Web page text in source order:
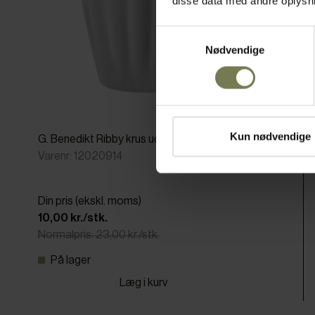
Nødvendige
Kun nødvendige
G. Benedikt Ribby krus uden hank, 14 cl
Varenr: 12020914
Din pris (ekskl. moms)
10,00 kr./stk.
Normalpris: 23,00 kr./stk.
På lager
Læg i kurv